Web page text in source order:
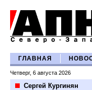
ГЛАВНАЯ
Четверг, 6 августа 2026
Сергей Кургинян